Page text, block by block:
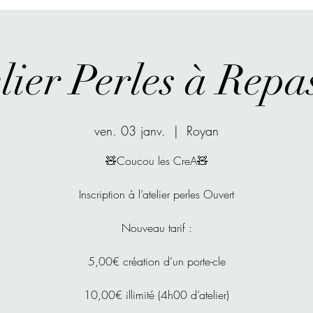
Perles à
ven. 03 janv.
  |
Royan
🧸Coucou les CreA🧸
Inscription à l’atelier perles Ouvert
Nouveau tarif :
5,00€ création d’un porte-cle
10,00€ illimité (4h00 d’atelier)